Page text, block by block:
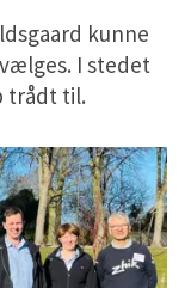
kunne
I stedet
trådt til.